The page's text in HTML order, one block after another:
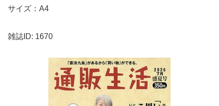
サイズ：A4
雑誌ID: 1670